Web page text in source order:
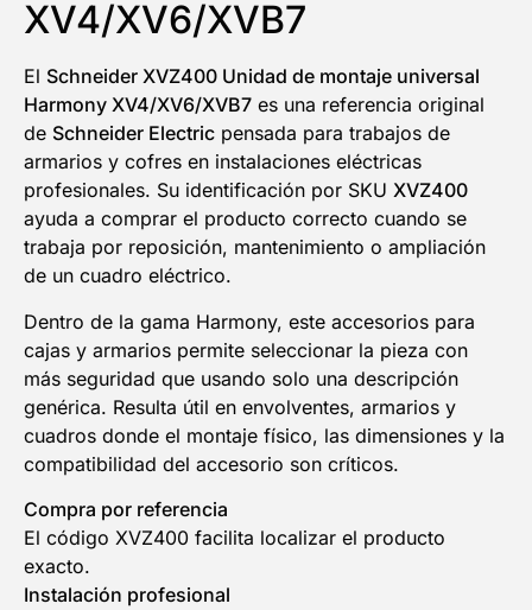
XV4/XV6/XVB7
El Schneider XVZ400 Unidad de montaje universal
Harmony XV4/XV6/XVB7 es una referencia original
de Schneider Electric pensada para trabajos de
armarios y cofres en instalaciones eléctricas
profesionales. Su identificación por SKU XVZ400
ayuda a comprar el producto correcto cuando se
trabaja por reposición, mantenimiento o ampliación
de un cuadro eléctrico.
Dentro de la gama Harmony, este accesorios para
cajas y armarios permite seleccionar la pieza con
más seguridad que usando solo una descripción
genérica. Resulta útil en envolventes, armarios y
cuadros donde el montaje físico, las dimensiones y la
compatibilidad del accesorio son críticos.
Compra por referencia
El código XVZ400 facilita localizar el producto
exacto.
Instalación profesional